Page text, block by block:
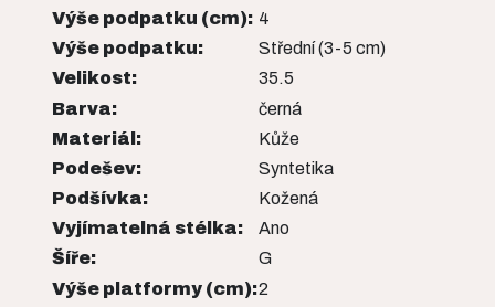
Výše podpatku (cm): 4
Výše podpatku:
Střední (3-5 cm)
Velikost:
35.5
Barva:
černá
Materiál:
Kůže
Podešev:
Syntetika
Podšívka:
Kožená
Vyjímatelná stélka:
Ano
Šíře:
G
Výše platformy (cm):2